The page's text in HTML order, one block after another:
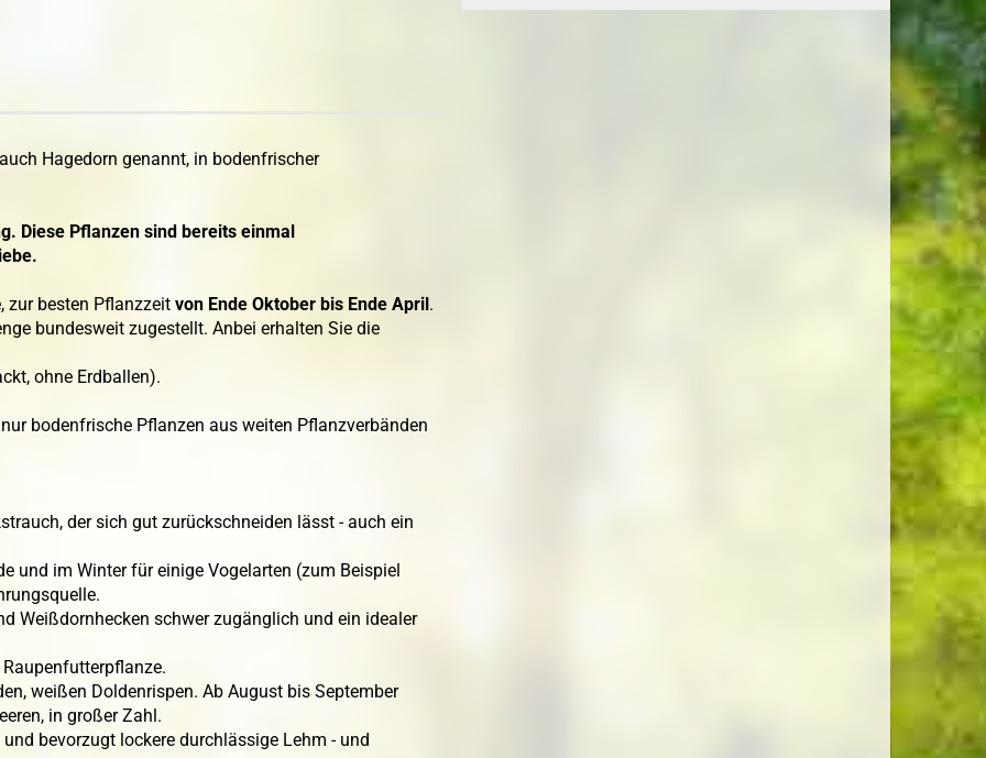
Hagedorn genannt, in bodenfrischer
Diese Pflanzen sind bereits einmal
zur besten Pflanzzeit von Ende Oktober bis Ende April.
bundesweit zugestellt. Anbei erhalten Sie die
ohne Erdballen).
bodenfrische Pflanzen aus weiten Pflanzverbänden
der sich gut zurückschneiden lässt - auch ein
und im Winter für einige Vogelarten (zum Beispiel
Weißdornhecken schwer zugänglich und ein idealer
weißen Doldenrispen. Ab August bis September
in großer Zahl.
bevorzugt lockere durchlässige Lehm - und